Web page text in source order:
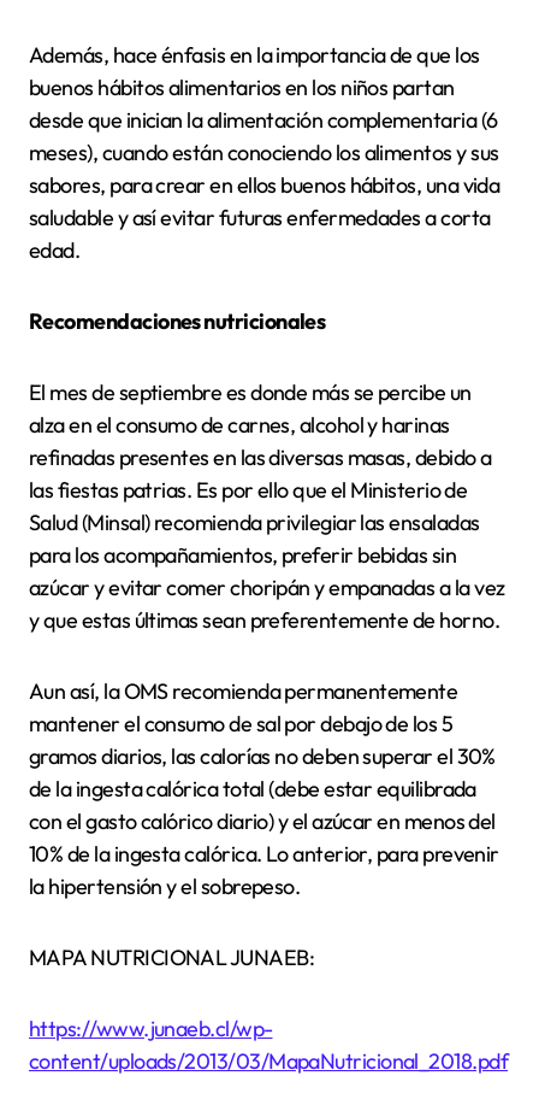
Además, hace énfasis en la importancia de que los
buenos hábitos alimentarios en los niños partan
desde que inician la alimentación complementaria (6
meses), cuando están conociendo los alimentos y sus
sabores, para crear en ellos buenos hábitos, una vida
saludable y así evitar futuras enfermedades a corta
edad.
Recomendaciones nutricionales
El mes de septiembre es donde más se percibe un
alza en el consumo de carnes, alcohol y harinas
refinadas presentes en las diversas masas, debido a
las fiestas patrias. Es por ello que el Ministerio de
Salud (Minsal) recomienda privilegiar las ensaladas
para los acompañamientos, preferir bebidas sin
azúcar y evitar comer choripán y empanadas a la vez
y que estas últimas sean preferentemente de horno.
Aun así, la OMS recomienda permanentemente
mantener el consumo de sal por debajo de los 5
gramos diarios, las calorías no deben superar el 30%
de la ingesta calórica total (debe estar equilibrada
con el gasto calórico diario) y el azúcar en menos del
10% de la ingesta calórica. Lo anterior, para prevenir
la hipertensión y el sobrepeso.
MAPA NUTRICIONAL JUNAEB:
https://www.junaeb.cl/wp-
content/uploads/2013/03/MapaNutricional_2018.pdf